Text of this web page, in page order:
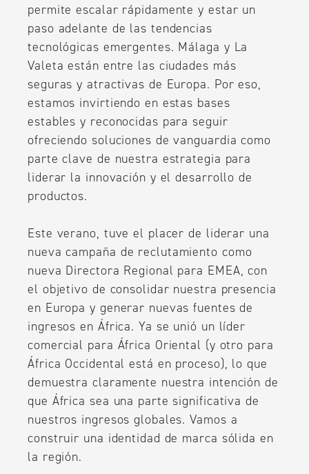
permite escalar rápidamente y estar un
paso adelante de las tendencias
tecnológicas emergentes. Málaga y La
Valeta están entre las ciudades más
seguras y atractivas de Europa. Por eso,
estamos invirtiendo en estas bases
estables y reconocidas para seguir
ofreciendo soluciones de vanguardia como
parte clave de nuestra estrategia para
liderar la innovación y el desarrollo de
productos.
Este verano, tuve el placer de liderar una
nueva campaña de reclutamiento como
nueva Directora Regional para EMEA, con
el objetivo de consolidar nuestra presencia
en Europa y generar nuevas fuentes de
ingresos en África. Ya se unió un líder
comercial para África Oriental (y otro para
África Occidental está en proceso), lo que
demuestra claramente nuestra intención de
que África sea una parte significativa de
nuestros ingresos globales. Vamos a
construir una identidad de marca sólida en
la región.